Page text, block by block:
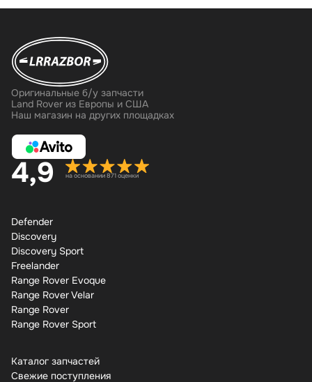
Оригинальные б/у запчасти
Land Rover из Европы и США
Наш магазин на других площадках
4,9 на основании 871 оценки
Defender
Discovery
Discovery Sport
Freelander
Range Rover Evoque
Range Rover Velar
Range Rover
Range Rover Sport
Каталог запчастей
Свежие поступления